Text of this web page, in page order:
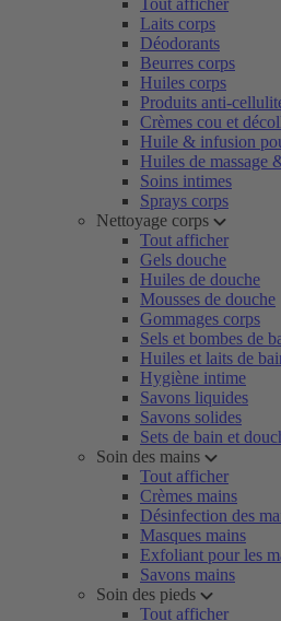
Tout afficher
Laits corps
Déodorants
Beurres corps
Huiles corps
Produits anti-
Crèmes cou et
Huile & infusion
Huiles de massage
Soins intimes
Sprays corps
Nettoyage corps
Tout afficher
Gels douche
Huiles de douche
Mousses de douche
Gommages corps
Sels et bombes de
Huiles et laits de
Hygiène intime
Savons liquides
Savons solides
Sets de bain et
Soin des mains
Tout afficher
Crèmes mains
Désinfection des
Masques mains
Exfoliant pour les
Savons mains
Soin des pieds
Tout afficher